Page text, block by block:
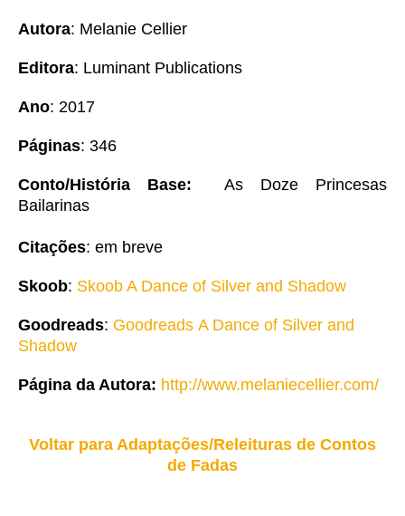
Autora: Melanie Cellier
Editora: Luminant Publications
Ano: 2017
Páginas: 346
Conto/História Base: As Doze Princesas
Bailarinas
Citações: em breve
Skoob: Skoob A Dance of Silver and Shadow
Goodreads: Goodreads A Dance of Silver and
Shadow
Página da Autora: http://www.melaniecellier.com/
Voltar para Adaptações/Releituras de Contos
de Fadas